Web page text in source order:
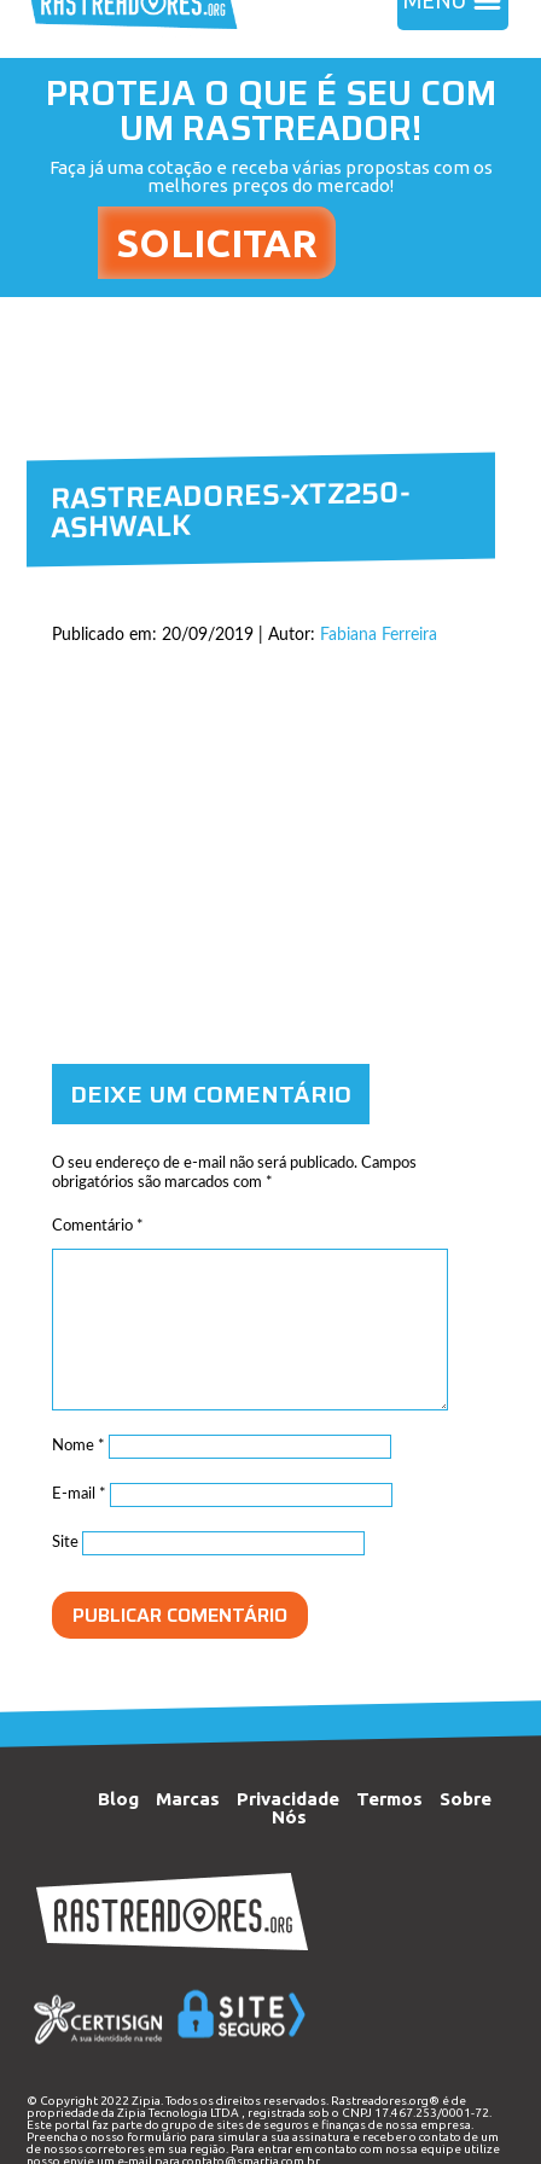
PROTEJA O QUE É SEU COM
UM RASTREADOR!
Faça já uma cotação e receba várias propostas com os
melhores preços do mercado!
RASTREADORES-XTZ250-
ASHWALK
Publicado em: 20/09/2019 | Autor: Fabiana Ferreira
DEIXE UM COMENTÁRIO
O seu endereço de e-mail não será publicado. Campos
obrigatórios são marcados com *
Comentário *
Nome *
E-mail *
Site
Blog Marcas Privacidade Termos
Sobre
Nós
© Copyright 2022 Zipia. Todos os direitos reservados. Rastreadores.org® é de
propriedade daZipia Tecnologia LTDA
, registrada sob o CNPJ 17.467.253/0001-72.
Este portal faz parte do grupo de sites de seguros e finanças de nossa empresa.
Preencha o nosso formulário para simular a sua assinatura e receber o contato de um
de nossos corretores em sua região. Para entrar em contato com nossa equipe utilize
nosso envie um e-mail paracontato@smartia.com.br.